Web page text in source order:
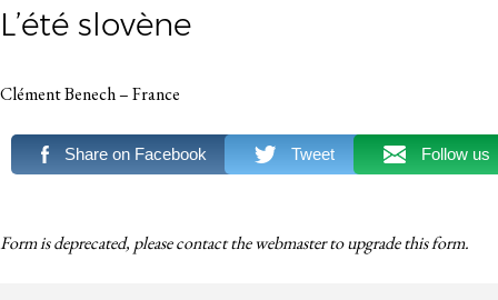
L’été slovène
Clément Benech – France
Share on Facebook Tweet Follow us
Form is deprecated, please contact the webmaster toupgradethis form.